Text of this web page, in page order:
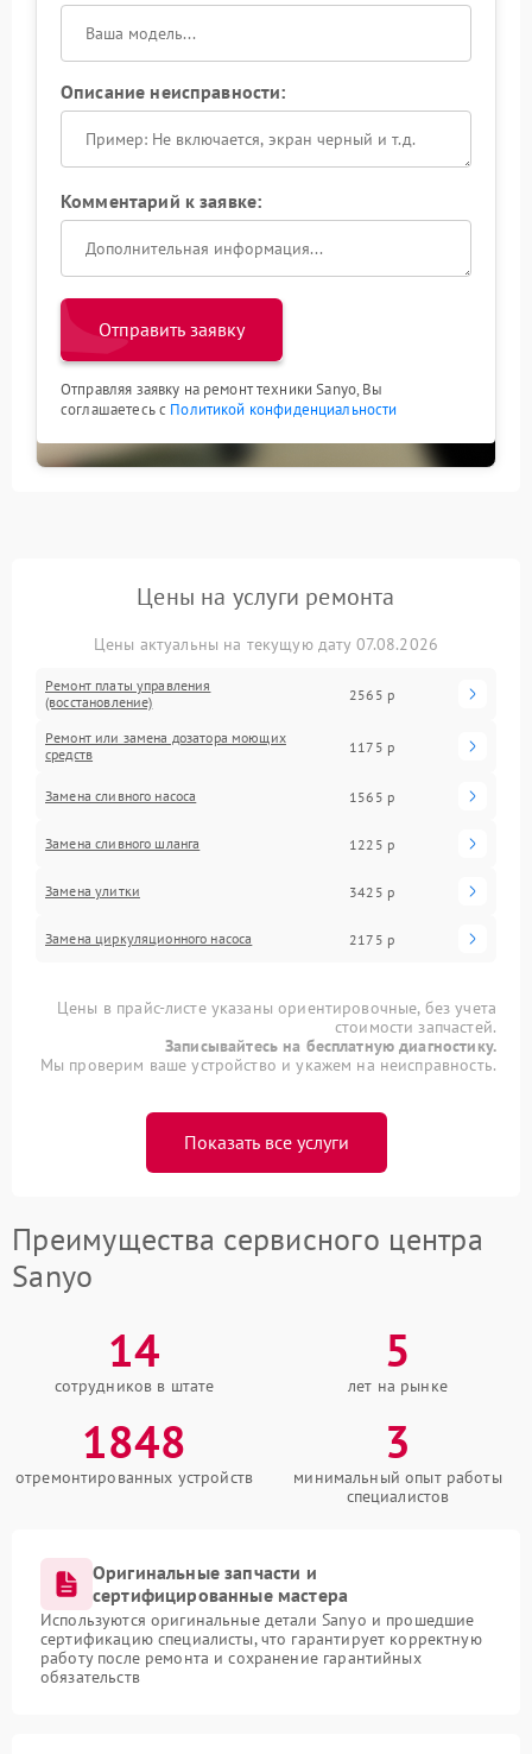
Описание неисправности:
Комментарий к заявке:
Отправить заявку
Отправляя заявку на ремонт техники Sanyo, Вы
соглашаетесь с Политикой конфиденциальности
Цены на услуги ремонта
Цены актуальны на текущую дату 07.08.2026
Ремонт платы управления
(восстановление)
2565 р
Ремонт или замена дозатора моющих
средств
1175 р
Замена сливного насоса 1565 р
Замена сливного шланга 1225 р
Замена улитки 3425 р
Замена циркуляционного насоса 2175 р
Цены в прайс-листе указаны ориентировочные, без учета
стоимости запчастей.
Записывайтесь на бесплатную диагностику.
Мы проверим ваше устройство и укажем на неисправность.
Показать все услуги
Преимущества сервисного центра
Sanyo
14
сотрудников в штате
5
лет на рынке
1848
отремонтированных устройств
3
минимальный опыт работы
специалистов
Оригинальные запчасти и
сертифицированные мастера
Используются оригинальные детали Sanyo и прошедшие
сертификацию специалисты, что гарантирует корректную
работу после ремонта и сохранение гарантийных
обязательств